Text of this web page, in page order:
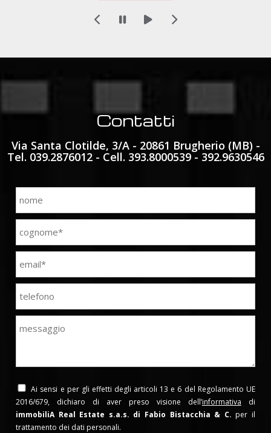
Contatti
Via Santa Clotilde, 3/A - 20861 Brugherio (MB) -
Tel. 039.2876012 - Cell. 393.8000539 - 392.9630546
Ai sensi e per gli effetti degli articoli 13 e 6 del Regolamento UE
2016/679, dichiaro di aver preso visione dell’informativa di
immobiliA Real Estate s.a.s. di Fabio Bistacchia & C. per il
trattamento dei dati personali.